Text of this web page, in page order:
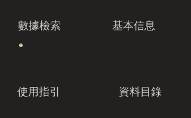
數據檢索 基本信息
使用指引 資料目錄